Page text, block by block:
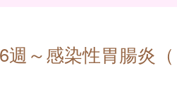
週～感染性胃腸炎